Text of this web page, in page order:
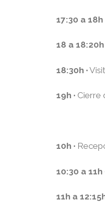
17:30 a 18h
18 a 18:20h
18:30h ·
19h · Cierre
10h ·
10:30 a 11h
11h a